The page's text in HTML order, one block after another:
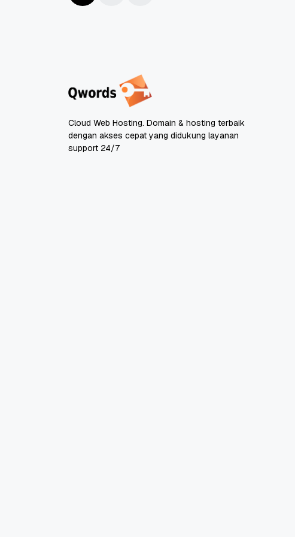
Cloud Web Hosting. Domain & hosting terbaik
dengan akses cepat yang didukung layanan
support 24/7